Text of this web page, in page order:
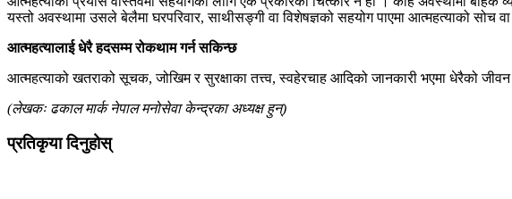
यस्तो अवस्थामा उसले बेलैमा घरपरिवार, साथीसङ्गी वा विशेषज्ञको सहयोग पाएमा आत्महत्याको सोच
आत्महत्यालाई धेरै हदसम्म रोकथाम गर्न सकिन्छ
आत्महत्याको खतराको सूचक, जोखिम र सुरक्षाका तत्त्व, स्वहेरचाह आदिको जानकारी भएमा धेरैको
(लेखकः ढकाल मार्क नेपाल मनोसेवा केन्द्रका अध्यक्ष हुन्)
प्रतिकृया दिनुहोस्